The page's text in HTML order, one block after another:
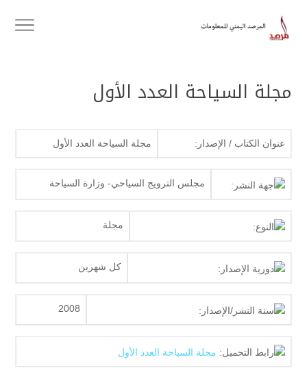
مجلة السياحة العدد الأول
عنوان الكتاب / الإصدار: مجلة السياحة العدد الأول
جهة النشر: مجلس الترويج السياحي- وزارة السياحة
النوع: مجلة
دورية الإصدار: كل شهرين
سنة النشر/الإصدار: 2008
رابط التحميل: مجلة السياحة العدد الأول